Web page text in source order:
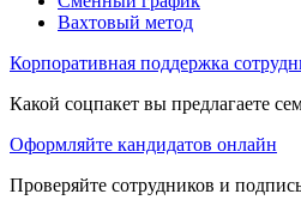
Вахтовый метод
Корпоративная поддержка
Какой соцпакет вы предлагаете
Оформляйте кандидатов онлайн
Проверяйте сотрудников и